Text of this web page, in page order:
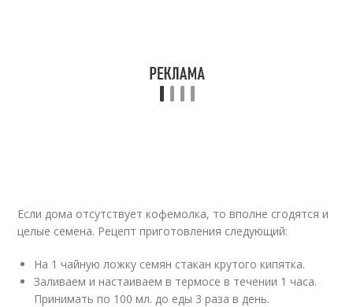
Если дома отсутствует кофемолка, то вполне сгодятся и
целые семена. Рецепт приготовления следующий:
На 1 чайную ложку семян стакан крутого кипятка.
Заливаем и настаиваем в термосе в течении 1 часа.
Принимать по 100 мл. до еды 3 раза в день.